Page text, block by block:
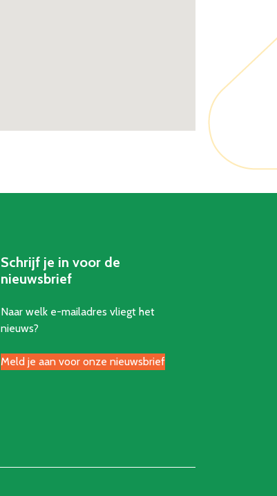
Schrijf je in voor de
nieuwsbrief
Naar welk e-mailadres vliegt het
nieuws?
Meld je aan voor onze nieuwsbrief